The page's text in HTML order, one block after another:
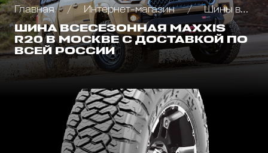
Главная Интернет-магазин
Шины всесезонные внедорожные
ШИНА ВСЕСЕЗОННАЯ MAXXIS
R20 В МОСКВЕ С ДОСТАВКОЙ ПО
ВСЕЙ РОССИИ